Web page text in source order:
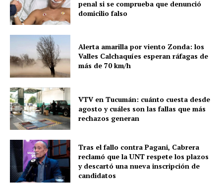
penal si se comprueba que denunció
domicilio falso
Alerta amarilla por viento Zonda: los
Valles Calchaquíes esperan ráfagas de
más de 70 km/h
VTV en Tucumán: cuánto cuesta desde
agosto y cuáles son las fallas que más
rechazos generan
Tras el fallo contra Pagani, Cabrera
reclamó que la UNT respete los plazos
y descartó una nueva inscripción de
candidatos